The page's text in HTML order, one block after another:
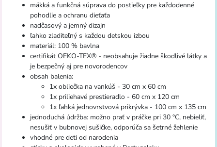
mäkká a funkčná súprava do postieľky pre každodenné
pohodlie a ochranu dieťaťa
nadčasový a jemný dizajn
ľahko zladiteľný s každou detskou izbou
materiál: 100 % bavlna
certifikát OEKO-TEX® - neobsahuje žiadne škodlivé látky a
je bezpečný aj pre novorodencov
obsah balenia:
1x obliečka na vankúš - 30 cm x 60 cm
1x priliehavé prestieradlo - 60 cm x 120 cm
1x ľahká jednovrstvová prikrývka - 100 cm x 135 cm
jednoduchá údržba: možno prať v práčke pri 30 °C, nebieliť,
nesušiť v bubnovej sušičke, odporúča sa šetrné žehlenie
vhodné pre deti od narodenia